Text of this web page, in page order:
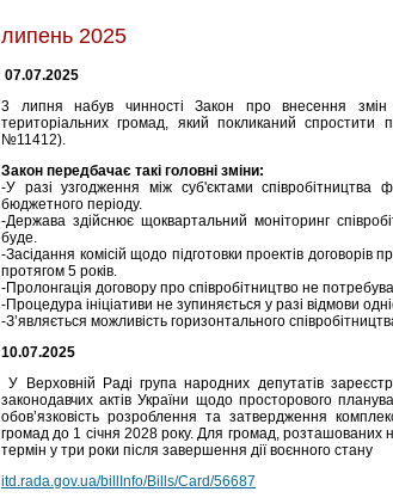
липень 2025
07.07.2025
3 липня набув чинності Закон про внесення змін
територіальних громад, який покликаний спростити
№11412).
Закон передбачає такі головні зміни:
-У разі узгодження між суб'єктами співробітництва
бюджетного періоду.
-Держава здійснює щоквартальний моніторинг
буде.
-Засідання комісій щодо підготовки проектів договорів
протягом 5 років.
-Пролонгація договору про співробітництво не
-Процедура ініціативи не зупиняється у разі відмови
-З’являється можливість горизонтального
10.07.2025
У Верховній Раді група народних депутатів
законодавчих актів України щодо просторового
обов’язковість розроблення та затвердження
громад до 1 січня 2028 року. Для громад, розташованих
термін у три роки після завершення дії воєнного стану
itd.rada.gov.ua/billInfo/Bills/Card/56687